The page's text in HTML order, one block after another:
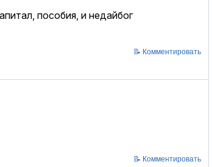
пособия, и недайбог
📝 Комментировать
📝 Комментировать